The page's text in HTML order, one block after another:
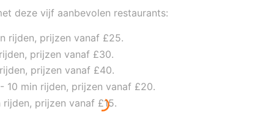
deze vijf aanbevolen restaurants:
rijden, prijzen vanaf £25.
prijzen vanaf £30.
prijzen vanaf £40.
10 min rijden, prijzen vanaf £20.
prijzen vanaf £15.